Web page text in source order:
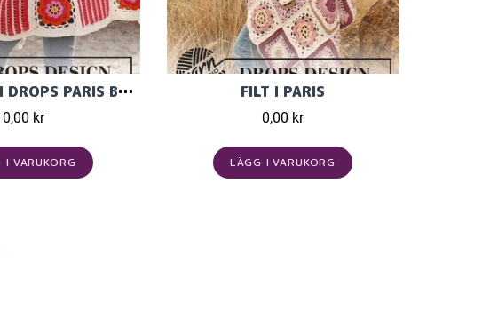
FILT VIRKAD I DROPS PARIS BOMULLSGARN.
0,00 kr
I VARUKORG
FILT I PARIS
0,00 kr
LÄGG I VARUKORG